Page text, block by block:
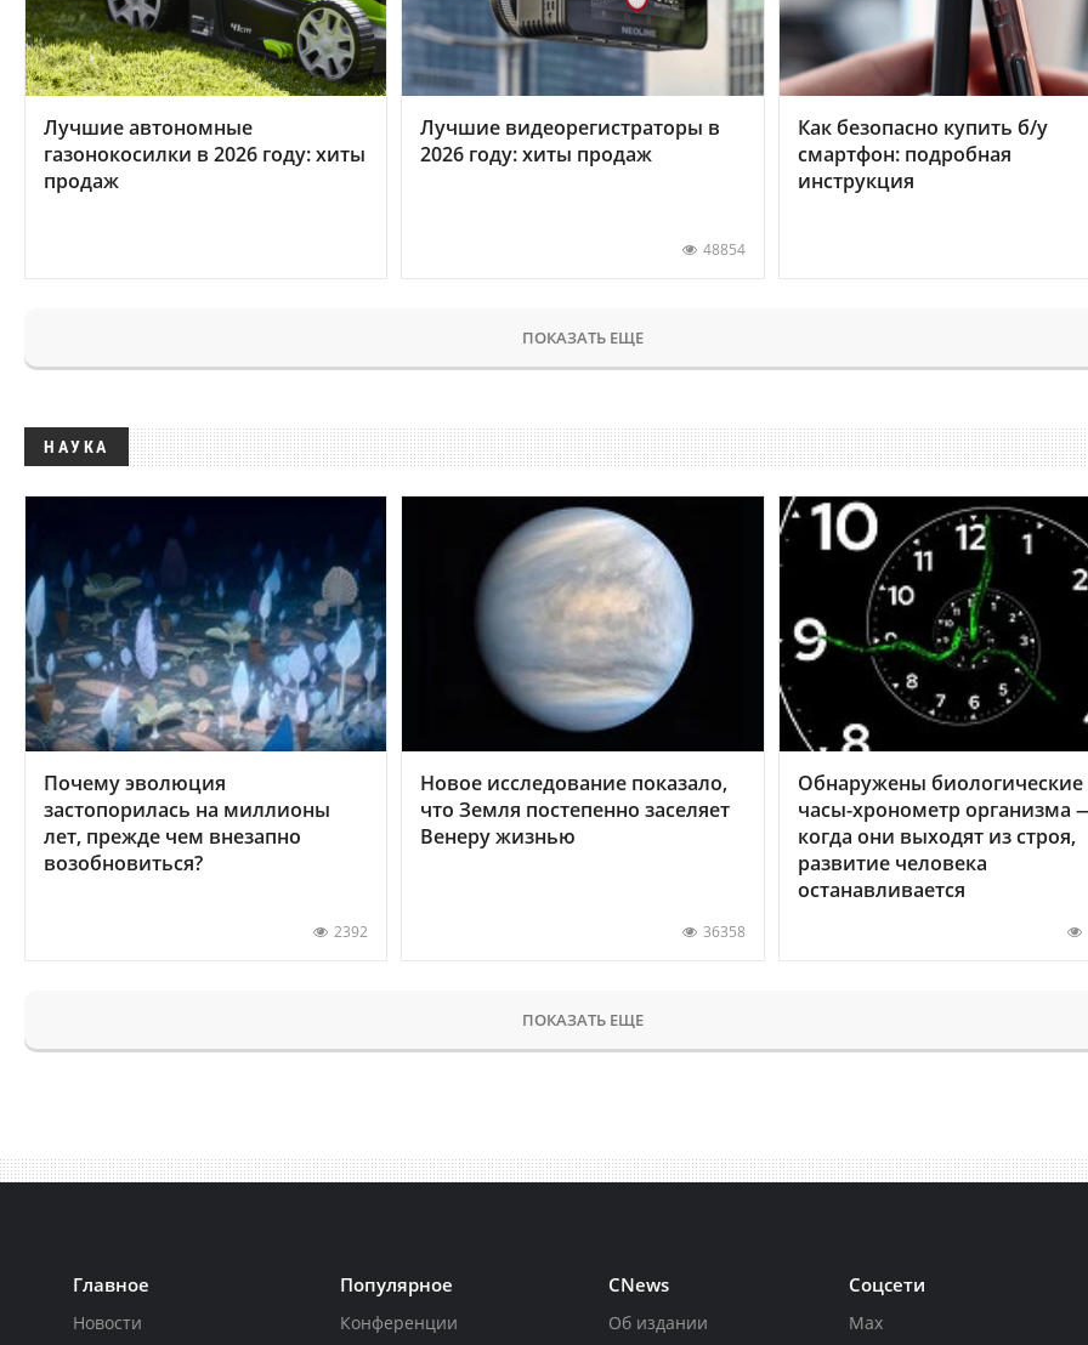
Лучшие автономные
газонокосилки в 2026 году: хиты
продаж
Лучшие видеорегистраторы в
2026 году: хиты продаж
48854
Как безопасно купить б/у
смартфон: подробная
инструкция
ПОКАЗАТЬ ЕЩЕ
НАУКА
Почему эволюция
застопорилась на миллионы
лет, прежде чем внезапно
возобновиться?
2392
Новое исследование показало,
что Земля постепенно заселяет
Венеру жизнью
36358
Обнаружены биологические
часы-хронометр организма
когда они выходят из строя,
развитие человека
останавливается
ПОКАЗАТЬ ЕЩЕ
Главное
Новости
Популярное
Конференции
CNews
Об издании
Соцсети
Max